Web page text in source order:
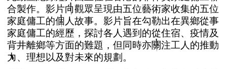
合製作。 影片向觀眾呈現由五位藝術家收集的五位
家庭傭工的個人故事。 影片旨在勾勒出在異鄉從事
家庭傭工的經歷 ， 探討各人遇到的從住宿、 疫情及
背井離鄉等方面的難題 ， 但同時亦關注工人的推動
力、 理想以及對未來的規劃。